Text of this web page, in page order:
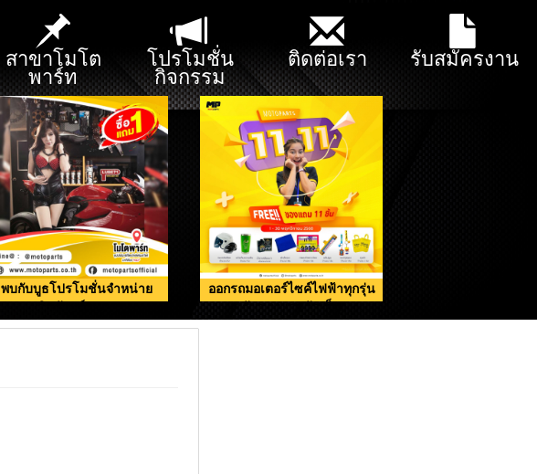
สาขาโมโต
พาร์ท
โปรโมชั่น
กิจกรรม
ติดต่อเรา รับสมัครงาน
พบกับบูธโปรโมชั่นจำหน่าย
ผลิตภัณฑ์ดูแลรถ
ออกรถมอเตอร์ไซค์ไฟฟ้าทุกรุ่น
รับของแถมจัดเต็ม